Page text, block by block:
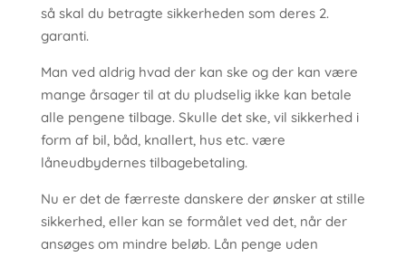
så skal du betragte sikkerheden som deres 2.
garanti.
Man ved aldrig hvad der kan ske og der kan være
mange årsager til at du pludselig ikke kan betale
alle pengene tilbage. Skulle det ske, vil sikkerhed i
form af bil, båd, knallert, hus etc. være
låneudbydernes tilbagebetaling.
Nu er det de færreste danskere der ønsker at stille
sikkerhed, eller kan se formålet ved det, når der
ansøges om mindre beløb. Lån penge uden